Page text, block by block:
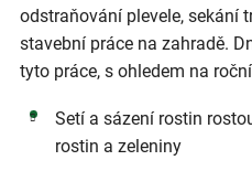
odstraňování plevele, sekání
stavební práce na zahradě.
tyto práce, s ohledem na
Setí a sázení rostin
rostin a zeleniny